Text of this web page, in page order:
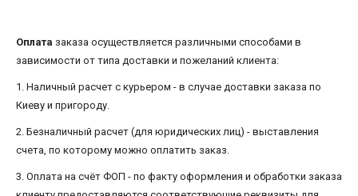
Оплата заказа осуществляется различными способами в
зависимости от типа доставки и пожеланий клиента:
1. Наличный расчет с курьером - в случае доставки заказа по
Киеву и пригороду.
2. Безналичный расчет (для юридических лиц) - выставления
счета, по которому можно оплатить заказ.
3. Оплата на счёт ФОП - по факту оформления и обработки заказа